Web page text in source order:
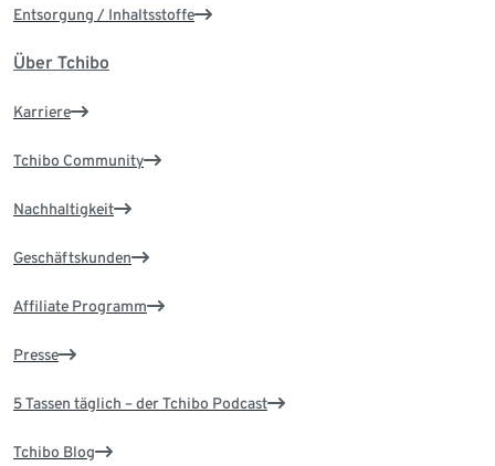
Entsorgung / Inhaltsstoffe
Über Tchibo
Karriere
Tchibo Community
Nachhaltigkeit
Geschäftskunden
Affiliate Programm
Presse
5 Tassen täglich – der Tchibo Podcast
Tchibo Blog